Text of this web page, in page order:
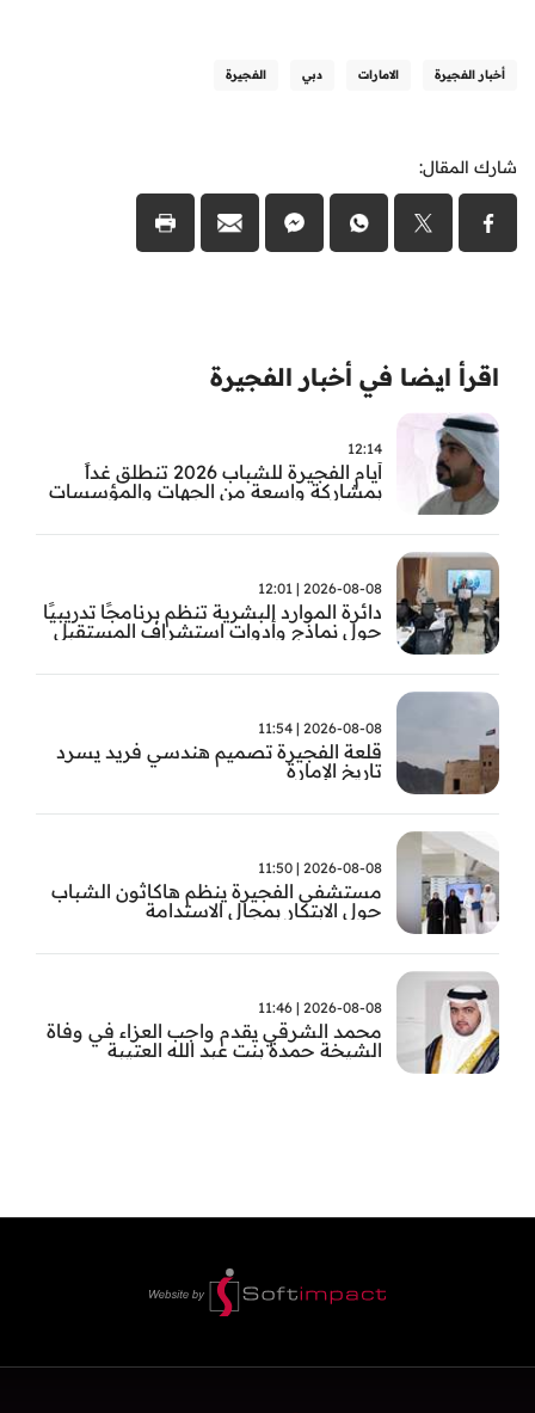
أخبار الفجيرة الامارات دبي الفجيرة
شارك المقال:
اقرأ ايضا في أخبار الفجيرة
12:14
أيام الفجيرة للشباب 2026 تنطلق غداً
بمشاركة واسعة من الجهات والمؤسسات
2026-08-08 | 12:01
دائرة الموارد البشرية تنظم برنامجًا تدريبيًا
حول نماذج وأدوات استشراف المستقبل
2026-08-08 | 11:54
قلعة الفجيرة تصميم هندسي فريد يسرد
تاريخ الإمارة
2026-08-08 | 11:50
مستشفى الفجيرة ينظم هاكاثون الشباب
حول الابتكار بمجال الاستدامة
2026-08-08 | 11:46
محمد الشرقي يقدم واجب العزاء في وفاة
الشيخة حمدة بنت عبد الله العتيبة